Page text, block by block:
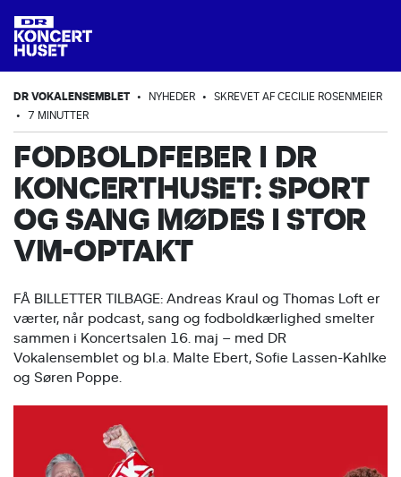
DR VOKALENSEMBLET • NYHEDER •
SKREVET AF CECILIE ROSENMEIER
•
7 MINUTTER
FODBOLDFEBER I DR
KONCERTHUSET: SPORT
OG SANG MØDES I STOR
VM-OPTAKT
FÅ BILLETTER TILBAGE: Andreas Kraul og Thomas Loft er
værter, når podcast, sang og fodboldkærlighed smelter
sammen i Koncertsalen 16. maj – med DR
Vokalensemblet og bl.a. Malte Ebert, Sofie Lassen-Kahlke
og Søren Poppe.